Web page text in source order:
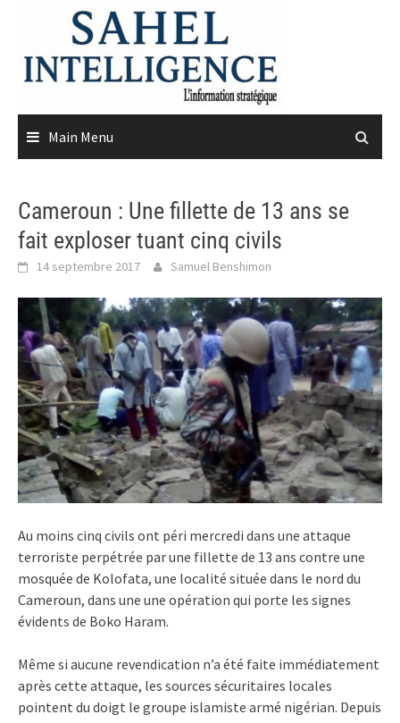
content
Main Menu
Cameroun : Une fillette de 13 ans se
fait exploser tuant cinq civils
14 septembre 2017 Samuel Benshimon
Au moins cinq civils ont péri mercredi dans une attaque
terroriste perpétrée par une fillette de 13 ans contre une
mosquée de Kolofata, une localité située dans le nord du
Cameroun, dans une une opération qui porte les signes
évidents de Boko Haram.
Même si aucune revendication n’a été faite immédiatement
après cette attaque, les sources sécuritaires locales
pointent du doigt le groupe islamiste armé nigérian. Depuis